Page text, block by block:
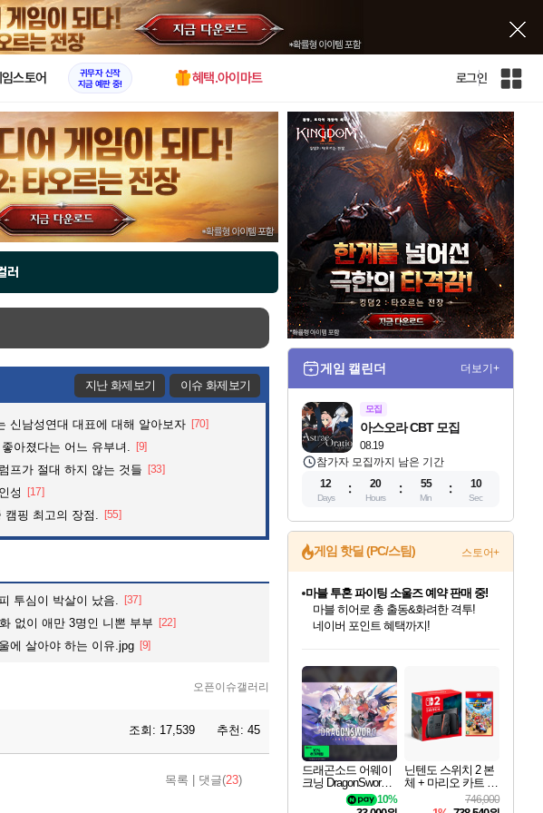
X
스토어
귀무자 신작
지금 예판 중!
혜택.아이마트 로그인
인
전
체
사
이
트
맵
러
지난 화제보기 이슈 화제보기
신남성연대 대표에 대해 알아보자 [70]
아졌다는 어느 유부녀. [9]
프가 절대 하지 않는 것들 [33]
성 [17]
캠핑 최고의 장점. [55]
투심이 박살이 났음. [37]
없이 애만 3명인 니뽄 부부 [22]
에 살아야 하는 이유.jpg [9]
오픈이슈갤러리
조회: 17,539 추천: 45
목록 댓글(23)
게임 캘린더 더보기+
모집
08.19
아스오라 CBT 모집
참가자 모집까지 남은 기간
12
Days
20
Hours
55
Min
09
Sec
게임 핫딜 (PC/스팀) 스토어+
네이버혜택과 함께 만나보세요!
50%할인&추가 적립까지!
이니&베니 혜택까지!
네이버 혜택가와 함께 예약하세요!
할인&네이버혜택으로 만나보세요!
네이버페이 혜택과 만나보세요!
40주년 프로모션으로 만나보세요!
마블 투혼 파이팅 소울즈 예약 판매 중!
마블 히어로 총 출동&화려한 격투!
네이버 포인트 혜택까지!
캡콤 프렌차이즈 할인 진행 중!
몬헌, 바하 등 인기 IP를
일부 에디션 상시 할인!
혜택으로 예약 판매 중
편안하게 충전하세요
드래곤소드 어웨이
크닝 DragonSword A
10%
닌텐도 스위치 2 본
체 + 마리오 카트 월
746,000